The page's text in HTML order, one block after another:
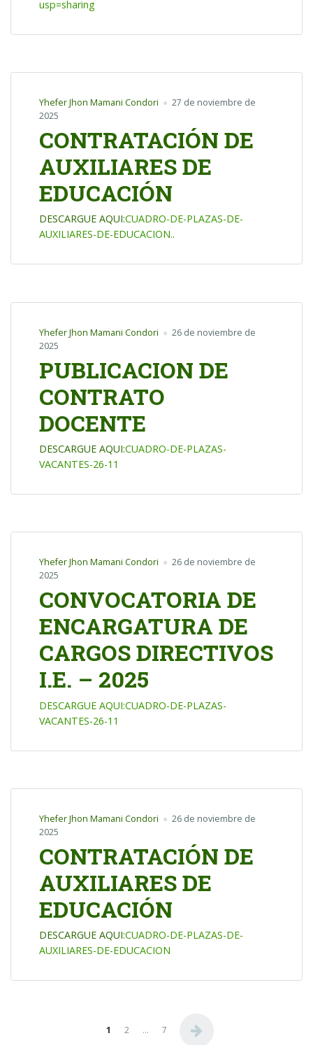
usp=sharing
Yhefer Jhon Mamani Condori
27 de noviembre de
2025
CONTRATACIÓN DE
AUXILIARES DE
EDUCACIÓN
DESCARGUE AQUI:CUADRO-DE-PLAZAS-DE-
AUXILIARES-DE-EDUCACION..
Yhefer Jhon Mamani Condori
26 de noviembre de
2025
PUBLICACION DE
CONTRATO
DOCENTE
DESCARGUE AQUI:CUADRO-DE-PLAZAS-
VACANTES-26-11
Yhefer Jhon Mamani Condori
26 de noviembre de
2025
CONVOCATORIA DE
ENCARGATURA DE
CARGOS DIRECTIVOS
I.E. – 2025
DESCARGUE AQUI:CUADRO-DE-PLAZAS-
VACANTES-26-11
Yhefer Jhon Mamani Condori
26 de noviembre de
2025
CONTRATACIÓN DE
AUXILIARES DE
EDUCACIÓN
DESCARGUE AQUI:CUADRO-DE-PLAZAS-DE-
AUXILIARES-DE-EDUCACION
Paginación de entradas
1 2 … 7